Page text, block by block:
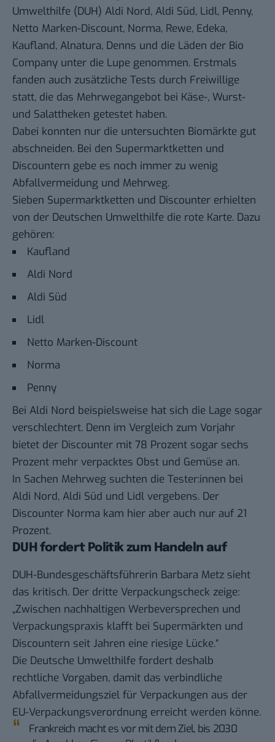
Umwelthilfe (DUH) Aldi Nord, Aldi Süd, Lidl, Penny,
Netto Marken-Discount, Norma, Rewe, Edeka,
Kaufland, Alnatura, Denns und die Läden der Bio
Company unter die Lupe genommen. Erstmals
fanden auch zusätzliche Tests durch Freiwillige
statt, die das Mehrwegangebot bei Käse-, Wurst-
und Salattheken getestet haben.
Dabei konnten nur die untersuchten Biomärkte gut
abschneiden. Bei den Supermarktketten und
Discountern gebe es noch immer zu wenig
Abfallvermeidung und Mehrweg.
Sieben Supermarktketten und Discounter erhielten
von der Deutschen Umwelthilfe die rote Karte. Dazu
gehören:
Kaufland
Aldi Nord
Aldi Süd
Lidl
Netto Marken-Discount
Norma
Penny
Bei Aldi Nord beispielsweise hat sich die Lage sogar
verschlechtert. Denn im Vergleich zum Vorjahr
bietet der Discounter mit 78 Prozent sogar sechs
Prozent mehr verpacktes Obst und Gemüse an.
In Sachen Mehrweg suchten die Tester:innen bei
Aldi Nord, Aldi Süd und Lidl vergebens. Der
Discounter Norma kam hier aber auch nur auf 21
Prozent.
DUH fordert Politik zum Handeln auf
DUH-Bundesgeschäftsführerin Barbara Metz sieht
das kritisch. Der dritte Verpackungscheck zeige:
„Zwischen nachhaltigen Werbeversprechen und
Verpackungspraxis klafft bei Supermärkten und
Discountern seit Jahren eine riesige Lücke.“
Die Deutsche Umwelthilfe fordert deshalb
rechtliche Vorgaben, damit das verbindliche
Abfallvermeidungsziel für Verpackungen aus der
EU-Verpackungsverordnung erreicht werden könne.
Frankreich macht es vor mit dem Ziel, bis 2030